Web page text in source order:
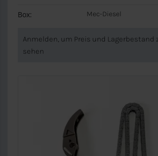
Box: Mec-Diesel
Anmelden, um Preis und Lagerbestand
sehen